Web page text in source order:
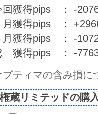
回獲得pips ： -
月獲得pips ：
月獲得pips ： -
獲得pips ： -
プティマの含み損に
権蔵リミテッドの購